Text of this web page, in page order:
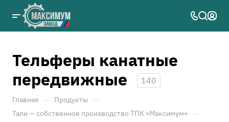
Тельферы канатные
передвижные
140
Главная — Продукты —
Тали — собственное производство ТПК «Максимум» —